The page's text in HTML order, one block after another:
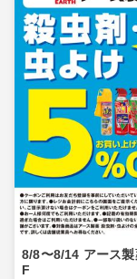
8/8〜8/14 アース
F